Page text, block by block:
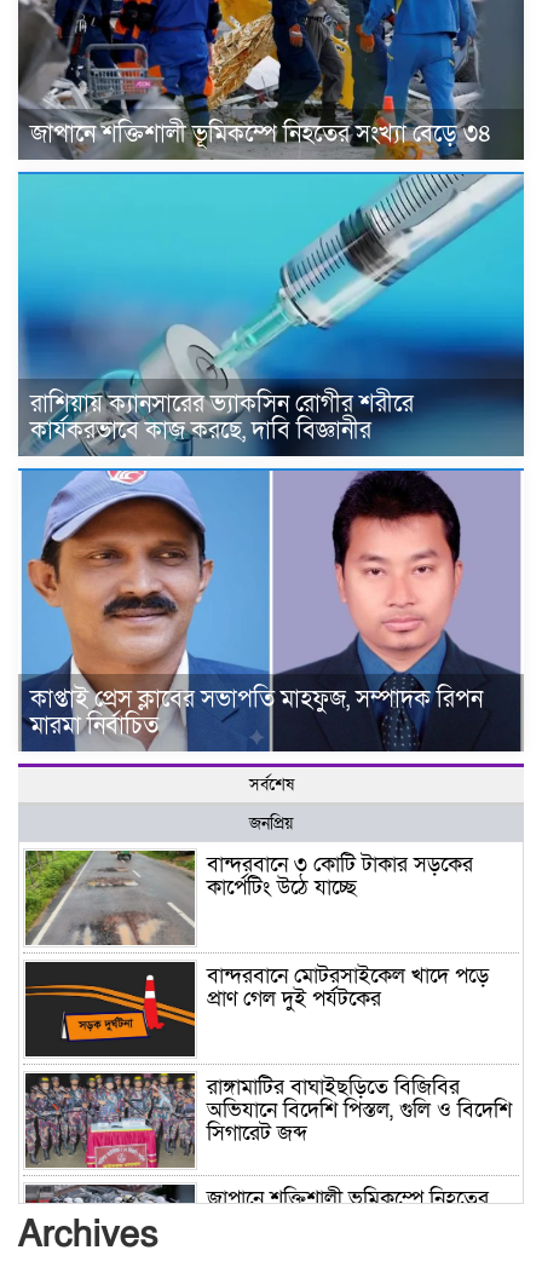
জাপানে শক্তিশালী ভূমিকম্পে নিহতের সংখ্যা বেড়ে ৩৪
রাশিয়ায় ক্যানসারের ভ্যাকসিন রোগীর শরীরে
কার্যকরভাবে কাজ করছে, দাবি বিজ্ঞানীর
কাপ্তাই প্রেস ক্লাবের সভাপতি মাহফুজ, সম্পাদক রিপন
মারমা নির্বাচিত
সর্বশেষ
জনপ্রিয়
বান্দরবানে ৩ কোটি টাকার সড়কের
কার্পেটিং উঠে যাচ্ছে
বান্দরবানে মোটরসাইকেল খাদে পড়ে
প্রাণ গেল দুই পর্যটকের
রাঙ্গামাটির বাঘাইছড়িতে বিজিবির
অভিযানে বিদেশি পিস্তল, গুলি ও বিদেশি
সিগারেট জব্দ
জাপানে শক্তিশালী ভূমিকম্পে নিহতের
Archives